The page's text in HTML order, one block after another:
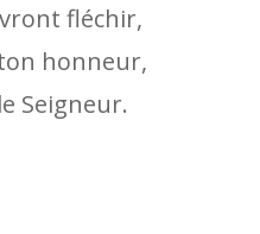
fléchir,
honneur,
Seigneur.